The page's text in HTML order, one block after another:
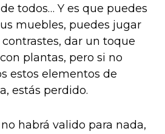
todos… Y es que puedes
muebles, puedes jugar
dar un toque
plantas, pero si no
estos elementos de
estás perdido.
habrá valido para nada,